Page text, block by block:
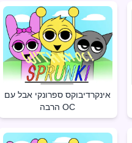
אינקרדיבוקס ספרונקי אבל עם
הרבה OC